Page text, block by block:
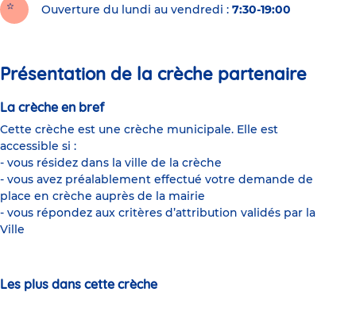
Ouverture du lundi au vendredi : 7:30-19:00
Présentation de la crèche partenaire
La crèche en bref
Cette crèche est une crèche municipale. Elle est
accessible si :
- vous résidez dans la ville de la crèche
- vous avez préalablement effectué votre demande de
place en crèche auprès de la mairie
- vous répondez aux critères d’attribution validés par la
Ville
Les plus dans cette crèche